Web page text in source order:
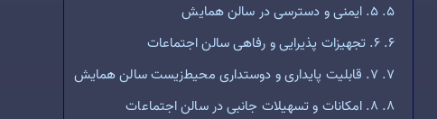
5. ایمنی و دسترسی در سالن همایش
6. تجهیزات پذیرایی و رفاهی سالن اجتماعات
7. قابلیت پایداری و دوستداری محیط‌زیست سالن همایش
8. امکانات و تسهیلات جانبی در سالن اجتماعات